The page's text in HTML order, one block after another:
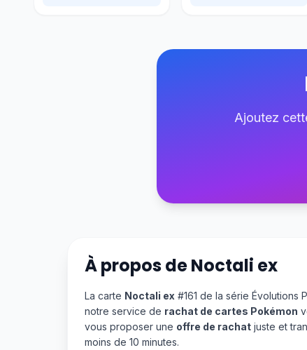
Ajoutez
À propos deNoctali ex
La carte Noctali ex #161 de la série Évolutions
notre service de rachat de cartes Pokémon
vous proposer une offre de rachat juste et
moins de 10 minutes.